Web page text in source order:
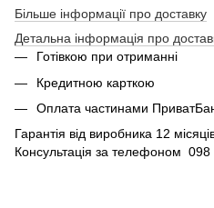
Більше інформації про доставку
Детальна інформація про
Готівкою при отриманні
Кредитною карткою
Оплата частинами
Гарантія від виробника 12
Консультація за телефоном